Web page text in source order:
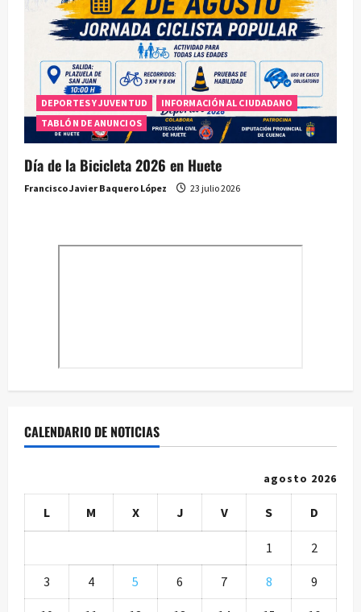
DEPORTES Y JUVENTUD
INFORMACIÓN AL CIUDADANO
TABLÓN DE ANUNCIOS
Día de la Bicicleta 2026 en Huete
Francisco Javier Baquero López 23 julio 2026
CALENDARIO DE NOTICIAS
agosto 2026
L M X J V S D
1 2
3 4 5 6 7 8 9